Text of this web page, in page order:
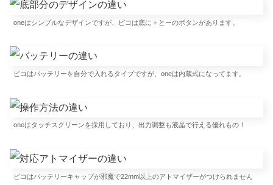
oneはシンプルなデザインですが、ピコは底に＋とーのボタンがあります。
ピコはバッテリーを自分で入れるタイプですが、oneは内蔵式になってます。
oneはタッチスクリーンを採用しており、出力調整も液晶で行える優れもの！
ピコはバッテリーキャップが邪魔で22mm以上のアトマイザーがつけられません